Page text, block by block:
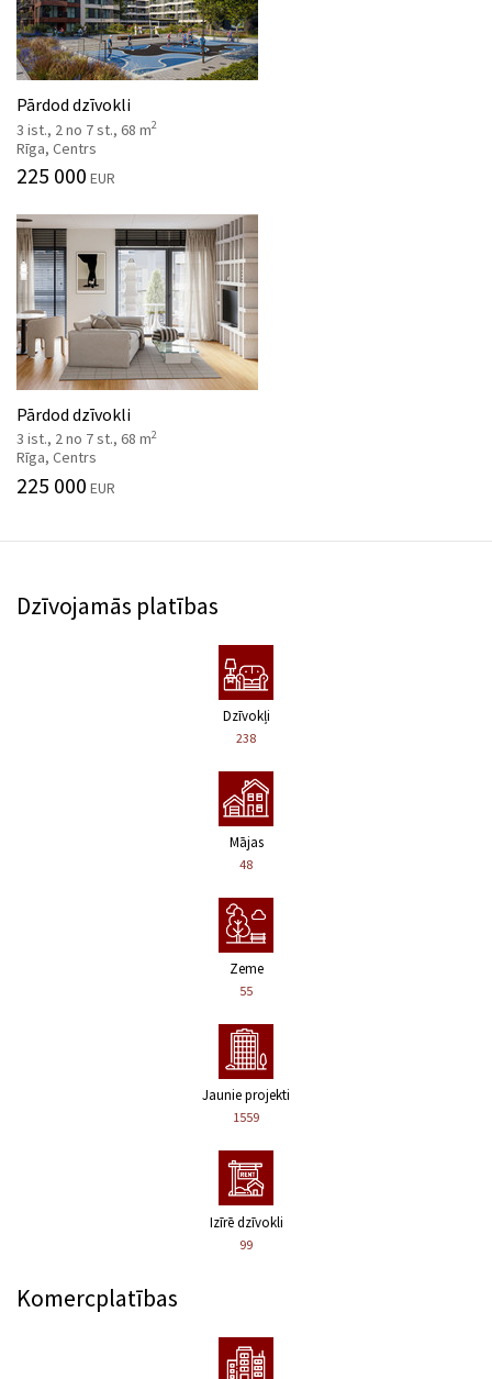
Pārdod dzīvokli
3 ist., 2 no 7 st., 68 m2
Rīga, Centrs
225 000 EUR
Pārdod dzīvokli
3 ist., 2 no 7 st., 68 m2
Rīga, Centrs
225 000 EUR
Dzīvojamās platības
Dzīvokļi
238
Mājas
48
Zeme
55
Jaunie projekti
1559
Izīrē dzīvokli
99
Komercplatības